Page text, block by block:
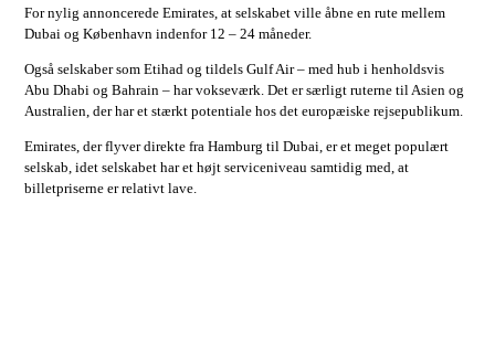
For nylig annoncerede Emirates, at selskabet ville åbne en rute mellem
Dubai og København indenfor 12 – 24 måneder.
Også selskaber som Etihad og tildels Gulf Air – med hub i henholdsvis
Abu Dhabi og Bahrain – har vokseværk. Det er særligt ruterne til Asien og
Australien, der har et stærkt potentiale hos det europæiske rejsepublikum.
Emirates, der flyver direkte fra Hamburg til Dubai, er et meget populært
selskab, idet selskabet har et højt serviceniveau samtidig med, at
billetpriserne er relativt lave.